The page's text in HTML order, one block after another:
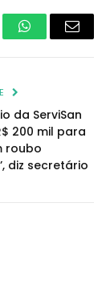
WhatsAppEmail
da ServiSan
200 mil para
roubo
diz secretário